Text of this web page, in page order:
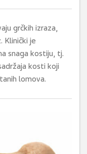
grčkih izraza,
Klinički je
snaga kostiju, tj.
kosti koji
lomova.